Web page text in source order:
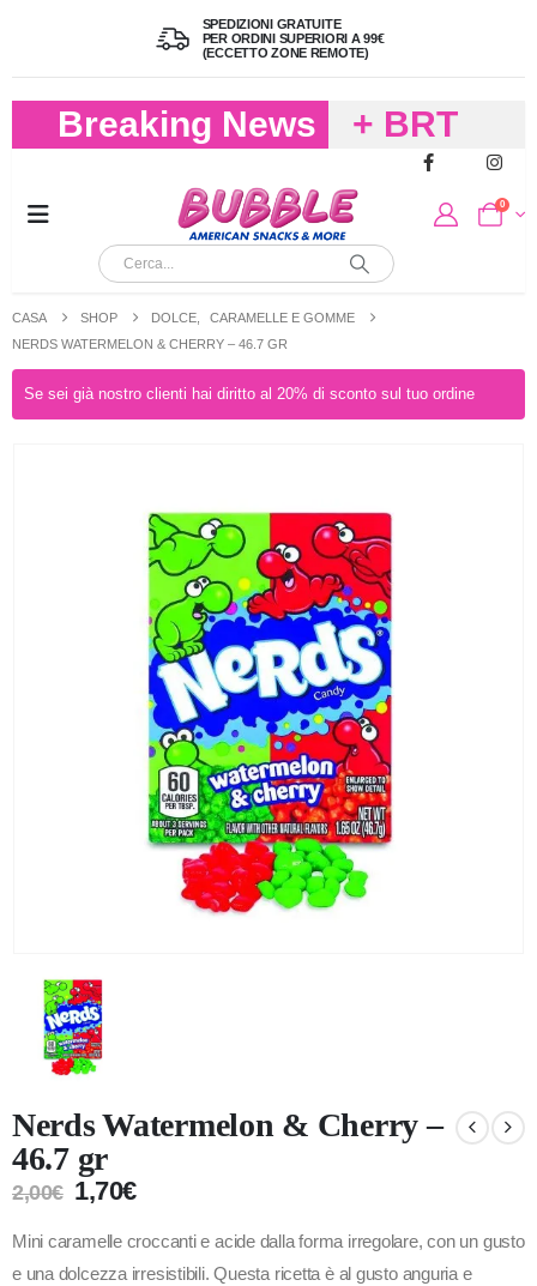
SPEDIZIONI GRATUITE
PER ORDINI SUPERIORI A 99€
(ECCETTO ZONE REMOTE)
Breaking News
+ BRT
FREDDO
PER
(FINO A 4,9
KG) –
CONSEGNA
IN 24/48
ORE AD
ECCEZIONE
DI ALCUNE
AREE
0
CASA SHOP DOLCE
CARAMELLE E GOMME
NERDS WATERMELON & CHERRY – 46.7 GR
Se sei già nostro clienti hai diritto al 20% di sconto sul tuo ordine
Nerds Watermelon & Cherry –
46.7 gr
2,00€ 1,70€
Mini caramelle croccanti e acide dalla forma irregolare, con un gusto
e una dolcezza irresistibili. Questa ricetta è al gusto anguria e